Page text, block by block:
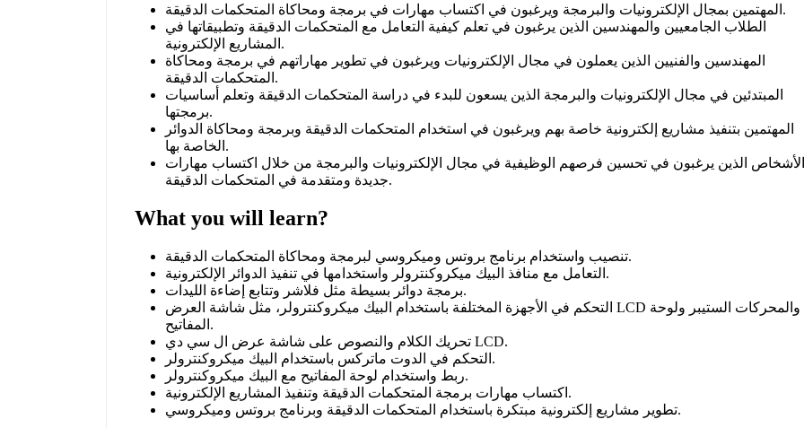
المهتمين بمجال الإلكترونيات والبرمجة ويرغبون في اكتساب مهارات في برمجة ومحاكاة المتحكمات الدقيقة.
الطلاب الجامعيين والمهندسين الذين يرغبون في تعلم كيفية التعامل مع المتحكمات الدقيقة وتطبيقاتها في
المشاريع الإلكترونية.
المهندسين والفنيين الذين يعملون في مجال الإلكترونيات ويرغبون في تطوير مهاراتهم في برمجة ومحاكاة
المتحكمات الدقيقة.
المبتدئين في مجال الإلكترونيات والبرمجة الذين يسعون للبدء في دراسة المتحكمات الدقيقة وتعلم أساسيات
برمجتها.
المهتمين بتنفيذ مشاريع إلكترونية خاصة بهم ويرغبون في استخدام المتحكمات الدقيقة وبرمجة ومحاكاة الدوائر
الخاصة بها.
الأشخاص الذين يرغبون في تحسين فرصهم الوظيفية في مجال الإلكترونيات والبرمجة من خلال اكتساب مهارات
جديدة ومتقدمة في المتحكمات الدقيقة.
What you will learn?
تنصيب واستخدام برنامج بروتس وميكروسي لبرمجة ومحاكاة المتحكمات الدقيقة.
التعامل مع منافذ البيك ميكروكنترولر واستخدامها في تنفيذ الدوائر الإلكترونية.
برمجة دوائر بسيطة مثل فلاشر وتتابع إضاءة الليدات.
التحكم في الأجهزة المختلفة باستخدام البيك ميكروكنترولر، مثل شاشة العرض LCD والمحركات الستيبر ولوحة
المفاتيح.
تحريك الكلام والنصوص على شاشة عرض ال سي دي LCD.
التحكم في الدوت ماتركس باستخدام البيك ميكروكنترولر.
ربط واستخدام لوحة المفاتيح مع البيك ميكروكنترولر.
اكتساب مهارات برمجة المتحكمات الدقيقة وتنفيذ المشاريع الإلكترونية.
تطوير مشاريع إلكترونية مبتكرة باستخدام المتحكمات الدقيقة وبرنامج بروتس وميكروسي.